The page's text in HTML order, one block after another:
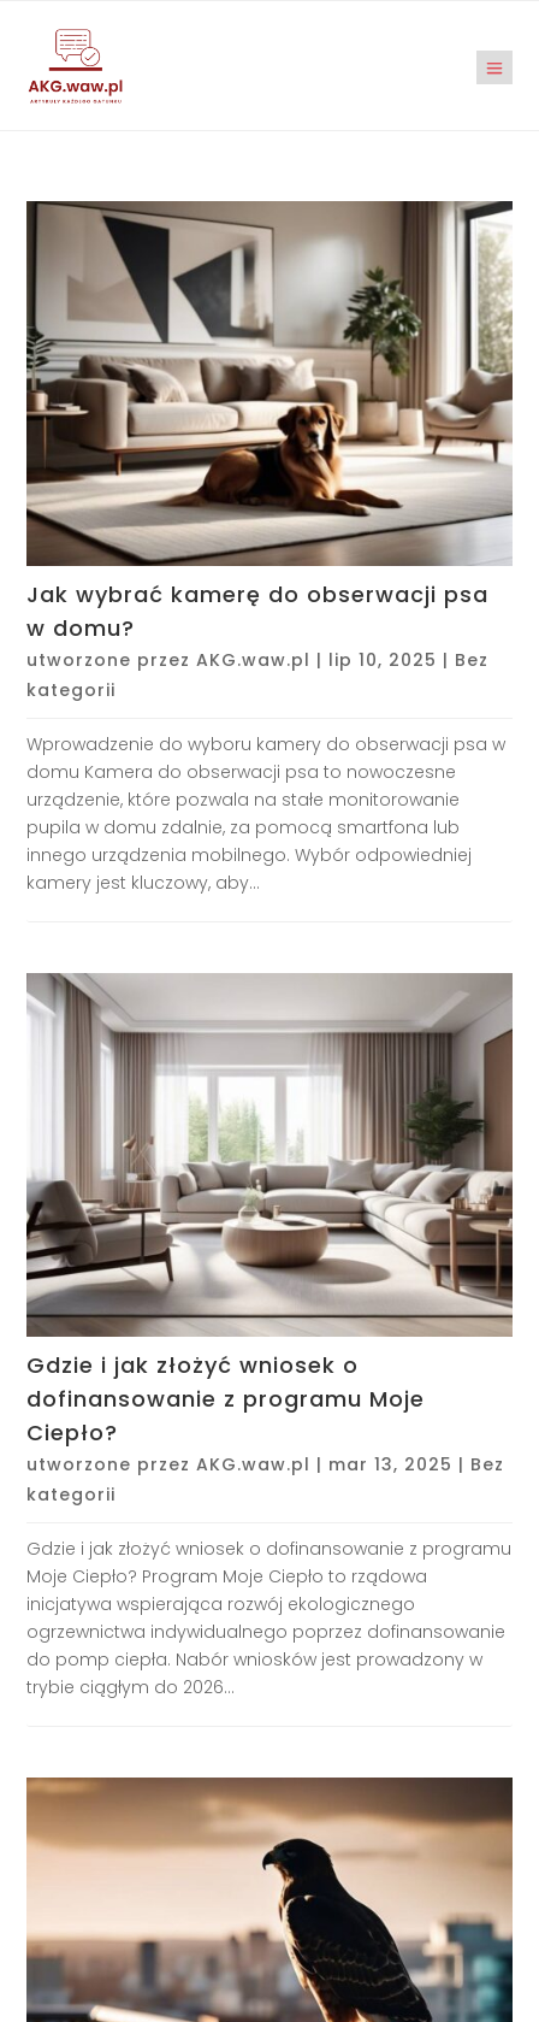
Jak wybrać kamerę do obserwacji psa
w domu?
utworzone przezAKG.waw.pl | lip 10, 2025 | Bez
kategorii
Wprowadzenie do wyboru kamery do obserwacji psa w
domu Kamera do obserwacji psa to nowoczesne
urządzenie, które pozwala na stałe monitorowanie
pupila w domu zdalnie, za pomocą smartfona lub
innego urządzenia mobilnego. Wybór odpowiedniej
kamery jest kluczowy, aby...
Gdzie i jak złożyć wniosek o
dofinansowanie z programu Moje
Ciepło?
utworzone przezAKG.waw.pl | mar 13, 2025 | Bez
kategorii
Gdzie i jak złożyć wniosek o dofinansowanie z programu
Moje Ciepło? Program Moje Ciepło to rządowa
inicjatywa wspierająca rozwój ekologicznego
ogrzewnictwa indywidualnego poprzez dofinansowanie
do pomp ciepła. Nabór wniosków jest prowadzony w
trybie ciągłym do 2026...